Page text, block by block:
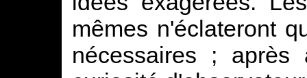
mêmes n'éclateront
nécessaires ; après